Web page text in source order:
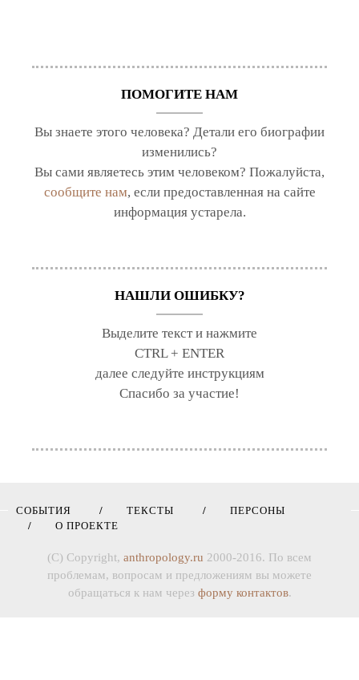
ПОМОГИТЕ НАМ
Вы знаете этого человека? Детали его биографии
изменились?
Вы сами являетесь этим человеком? Пожалуйста,
сообщите нам, если предоставленная на сайте
информация устарела.
НАШЛИ ОШИБКУ?
Выделите текст и нажмите
CTRL + ENTER
далее следуйте инструкциям
Спасибо за участие!
СОБЫТИЯ ТЕКСТЫ
ПЕРСОНЫ
О ПРОЕКТЕ
(C) Copyright, anthropology.ru 2000-2016. По всем
проблемам, вопросам и предложениям вы можете
обращаться к нам через форму контактов.